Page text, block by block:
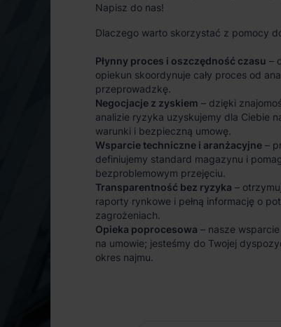
Napisz do nas!
Dlaczego warto skorzystać z pomocy
Płynny proces i oszczędność czasu –
opiekun skoordynuje cały proces od
przeprowadzkę.
Negocjacje z zyskiem – dzięki
analizie ryzyka uzyskujemy dla Ciebie
warunki i bezpieczną umowę.
Wsparcie techniczne i aranżacyjne –
definiujemy standard magazynu i
bezproblemowym przejęciu.
Transparentność bez ryzyka –
raporty rynkowe i pełną informację o
zagrożeniach.
Opieka poprocesowa – nasze
na umowie; jesteśmy do Twojej
okres najmu.